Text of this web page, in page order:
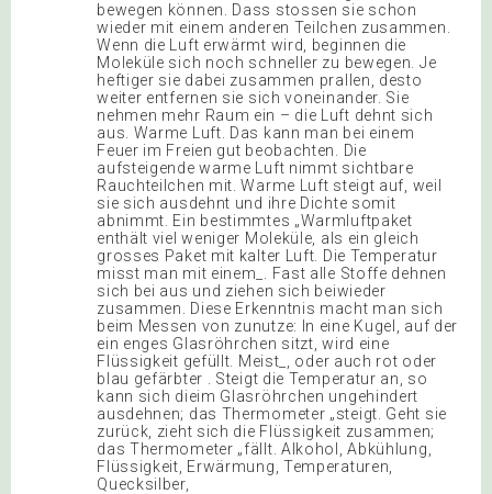
bewegen können. Dass stossen sie schon
wieder mit einem anderen Teilchen zusammen.
Wenn die Luft erwärmt wird, beginnen die
Moleküle sich noch schneller zu bewegen. Je
heftiger sie dabei zusammen prallen, desto
weiter entfernen sie sich voneinander. Sie
nehmen mehr Raum ein – die Luft dehnt sich
aus. Warme Luft. Das kann man bei einem
Feuer im Freien gut beobachten. Die
aufsteigende warme Luft nimmt sichtbare
Rauchteilchen mit. Warme Luft steigt auf, weil
sie sich ausdehnt und ihre Dichte somit
abnimmt. Ein bestimmtes „Warmluftpaket
enthält viel weniger Moleküle, als ein gleich
grosses Paket mit kalter Luft. Die Temperatur
misst man mit einem_. Fast alle Stoffe dehnen
sich bei aus und ziehen sich beiwieder
zusammen. Diese Erkenntnis macht man sich
beim Messen von zunutze: In eine Kugel, auf der
ein enges Glasröhrchen sitzt, wird eine
Flüssigkeit gefüllt. Meist_, oder auch rot oder
blau gefärbter . Steigt die Temperatur an, so
kann sich dieim Glasröhrchen ungehindert
ausdehnen; das Thermometer „steigt. Geht sie
zurück, zieht sich die Flüssigkeit zusammen;
das Thermometer „fällt. Alkohol, Abkühlung,
Flüssigkeit, Erwärmung, Temperaturen,
Quecksilber,